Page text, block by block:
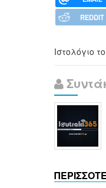
REDDIT
Ιστολόγιο